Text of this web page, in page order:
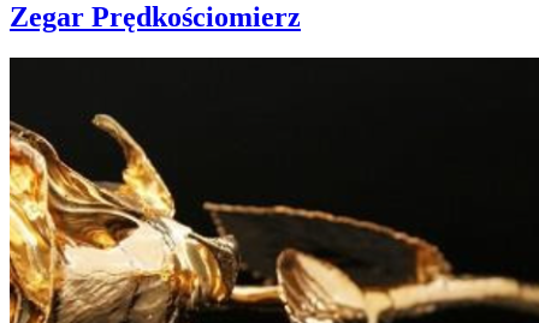
Zegar Prędkościomierz